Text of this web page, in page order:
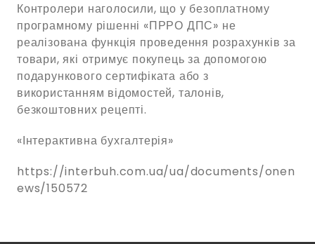
Контролери наголосили, що у безоплатному
програмному рішенні «ПРРО ДПС» не
реалізована функція проведення розрахунків за
товари, які отримує покупець за допомогою
подарункового сертифіката або з
використанням відомостей, талонів,
безкоштовних рецепті.
«Інтерактивна бухгалтерія»
https://interbuh.com.ua/ua/documents/onen
ews/150572